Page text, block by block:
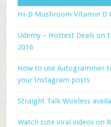
Hi-D Mushroom Vitamin D
Udemy – Hottest Deals on
2016
How to use Autogrammer
your Instagram posts
Straight Talk Wireless
Watch cute viral videos on